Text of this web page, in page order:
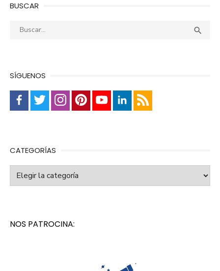
BUSCAR
Buscar: 
SÍGUENOS
CATEGORÍAS
Categorías
NOS PATROCINA: